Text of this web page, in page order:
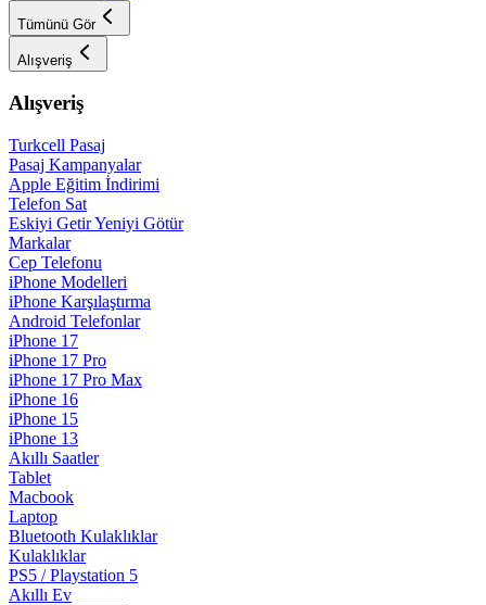
Tümünü Gör
Alışveriş
Alışveriş
Turkcell Pasaj
Pasaj Kampanyalar
Apple Eğitim İndirimi
Telefon Sat
Eskiyi Getir Yeniyi Götür
Markalar
Cep Telefonu
iPhone Modelleri
iPhone Karşılaştırma
Android Telefonlar
iPhone 17
iPhone 17 Pro
iPhone 17 Pro Max
iPhone 16
iPhone 15
iPhone 13
Akıllı Saatler
Tablet
Macbook
Laptop
Bluetooth Kulaklıklar
Kulaklıklar
PS5 / Playstation 5
Akıllı Ev